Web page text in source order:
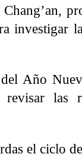
investigar
Año
las
el ciclo